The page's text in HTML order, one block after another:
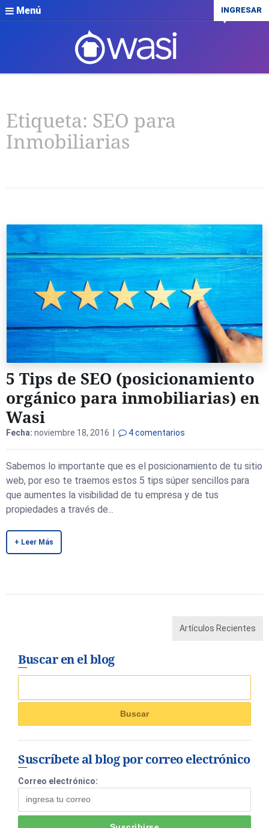
Menú INGRESAR
Etiqueta: SEO para
Inmobiliarias
5 Tips de SEO (posicionamiento
orgánico para inmobiliarias) en
Wasi
Fecha: noviembre 18, 2016 | 4 comentarios
Sabemos lo importante que es el posicionamiento de tu sitio
web, por eso te traemos estos 5 tips súper sencillos para
que aumentes la visibilidad de tu empresa y de tus
propiedades a través de...
+ Leer Más
Artículos Recientes
Buscar en el blog
Suscríbete al blog por correo electrónico
Correo electrónico: